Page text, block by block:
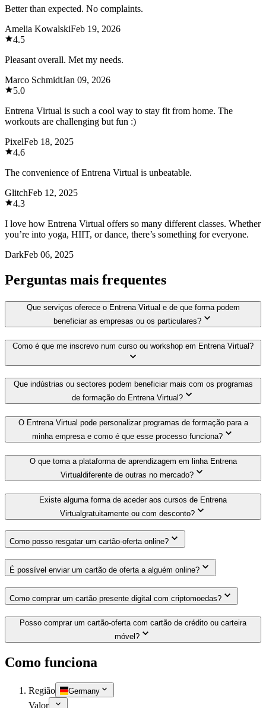
Better than expected. No complaints.
Amelia KowalskiFeb 19, 2026
4.5
Pleasant overall. Met my needs.
Marco SchmidtJan 09, 2026
5.0
Entrena Virtual is such a cool way to stay fit from home. The
workouts are challenging but fun :)
PixelFeb 18, 2025
4.6
The convenience of Entrena Virtual is unbeatable.
GlitchFeb 12, 2025
4.3
I love how Entrena Virtual offers so many different classes. Whether
you’re into yoga, HIIT, or dance, there’s something for everyone.
DarkFeb 06, 2025
Perguntas mais frequentes
Que serviços oferece o Entrena Virtual e de que forma podem
beneficiar as empresas ou os particulares?
Como é que me inscrevo num curso ou workshop em Entrena Virtual?
Que indústrias ou sectores podem beneficiar mais com os programas
de formação do Entrena Virtual?
O Entrena Virtual pode personalizar programas de formação para a
minha empresa e como é que esse processo funciona?
O que torna a plataforma de aprendizagem em linha Entrena
Virtualdiferente de outras no mercado?
Existe alguma forma de aceder aos cursos de Entrena
Virtualgratuitamente ou com desconto?
Como posso resgatar um cartão-oferta online?
É possível enviar um cartão de oferta a alguém online?
Como comprar um cartão presente digital com criptomoedas?
Posso comprar um cartão-oferta com cartão de crédito ou carteira
móvel?
Como funciona
Região Germany
Valor